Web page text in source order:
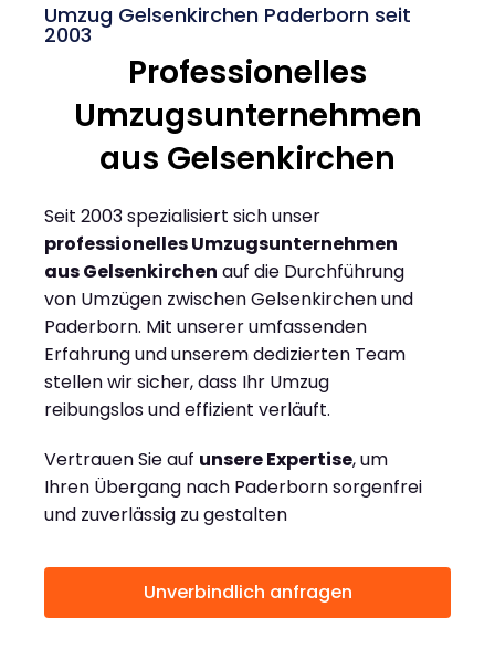
Umzug Gelsenkirchen Paderborn seit
2003
Professionelles
Umzugsunternehmen
aus Gelsenkirchen
Seit 2003 spezialisiert sich unser
professionelles Umzugsunternehmen
aus Gelsenkirchen auf die Durchführung
von Umzügen zwischen Gelsenkirchen und
Paderborn. Mit unserer umfassenden
Erfahrung und unserem dedizierten Team
stellen wir sicher, dass Ihr Umzug
reibungslos und effizient verläuft.
Vertrauen Sie auf unsere Expertise, um
Ihren Übergang nach Paderborn sorgenfrei
und zuverlässig zu gestalten
Unverbindlich anfragen